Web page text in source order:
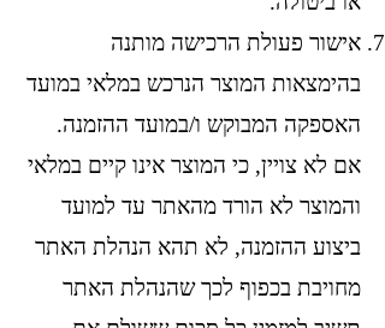
אישור פעולת הרכישה מותנה
בהימצאות המוצר הנרכש במלאי במועד
האספקה המבוקש ו/במועד ההזמנה.
אם לא צויין, כי המוצר אינו קיים במלאי
והמוצר לא הורד מהאתר עד למועד
ביצוע ההזמנה, לא תהא הנהלת האתר
מחויבת בכפוף לכך שהנהלת האתר